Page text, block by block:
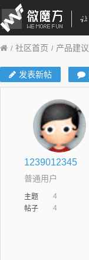
社区首页 产品建议
发表新帖
1239012345
普通用户
主题
4
帖子
4